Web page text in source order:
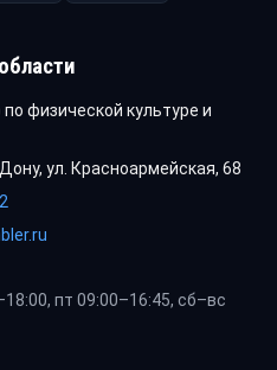
физической культуре и
ул. Красноармейская, 68
пт 09:00–16:45, сб–вс